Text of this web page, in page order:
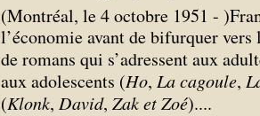
(Montréal, le 4 octobre 1951 -
l’économie avant de bifurquer
de romans qui s’adressent aux
aux adolescents (Ho, La cagoule,
(Klonk, David, Zak et Zoé)....